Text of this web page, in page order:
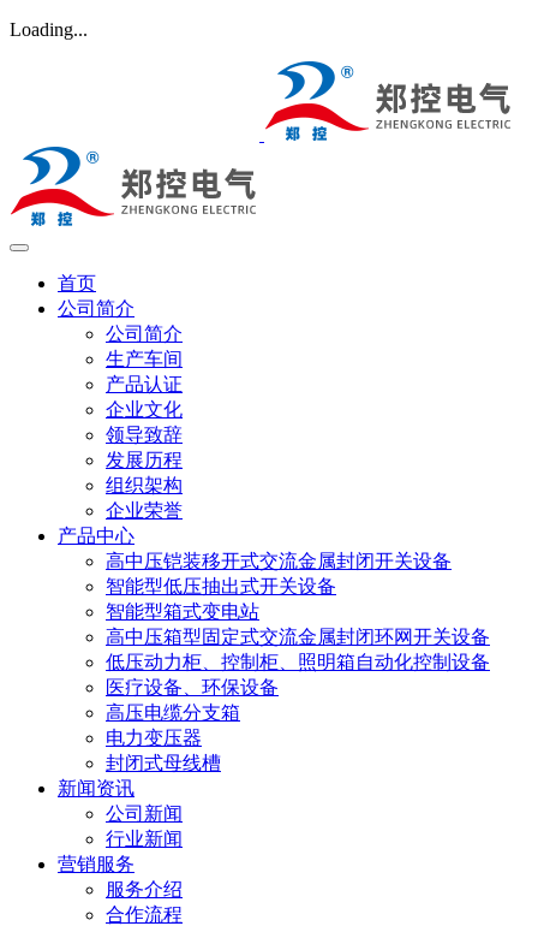
Loading...
首页
公司简介
公司简介
生产车间
产品认证
企业文化
领导致辞
发展历程
组织架构
企业荣誉
产品中心
高中压铠装移开式交流金属封闭开关设备
智能型低压抽出式开关设备
智能型箱式变电站
高中压箱型固定式交流金属封闭环网开关设备
低压动力柜、控制柜、照明箱自动化控制设备
医疗设备、环保设备
高压电缆分支箱
电力变压器
封闭式母线槽
新闻资讯
公司新闻
行业新闻
营销服务
服务介绍
合作流程